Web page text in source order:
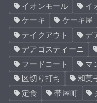
イオンモール
イ
ケーキ
ケーキ屋
テイクアウト
デ
デアゴスティーニ
フードコート
マ
区切り打ち
和菓
定食
帯屋町